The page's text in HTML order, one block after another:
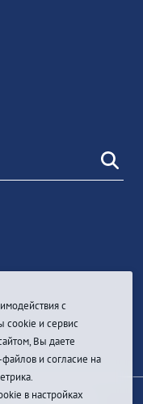
ссылка на
с
cookie и сервис
Вы даете
и согласие на
в настройках